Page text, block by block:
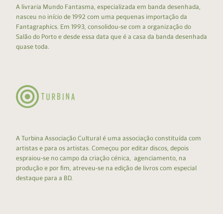
A livraria Mundo Fantasma, especializada em banda desenhada,
nasceu no início de 1992 com uma pequenas importação da
Fantagraphics. Em 1993, consolidou-se com a organização do
Salão do Porto e desde essa data que é a casa da banda desenhada
quase toda.
A Turbina Associação Cultural é uma associação constituída com
artistas e para os artistas. Começou por editar discos, depois
espraiou-se no campo da criação cénica, agenciamento, na
produção e por fim, atreveu-se na edição de livros com especial
destaque para a BD.